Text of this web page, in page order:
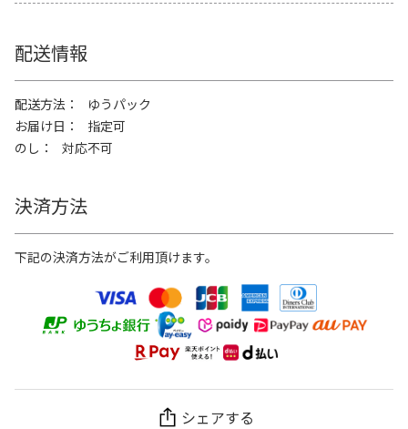
配送情報
配送方法
ゆうパック
お届け日
指定可
のし
対応不可
決済方法
下記の決済方法がご利用頂けます。
シェアする